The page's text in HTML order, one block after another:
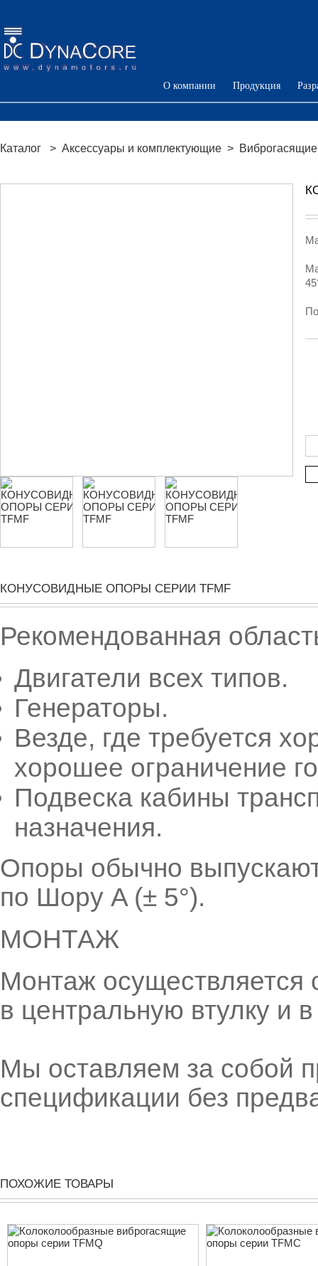
О компании Продукция
Каталог > Аксессуары и комплектующие >
КОНУСОВИДНЫЕ ОПОРЫ СЕРИИ TFMF
Рекомендованная
Двигатели всех типов.
Генераторы.
Везде, где требуется
хорошее ограничение
Подвеска кабины
назначения.
Опоры обычно
по Шору A (± 5°).
МОНТАЖ
Монтаж осуществляется
в центральную втулку и
Мы оставляем за собой
спецификации без
ПОХОЖИЕ ТОВАРЫ